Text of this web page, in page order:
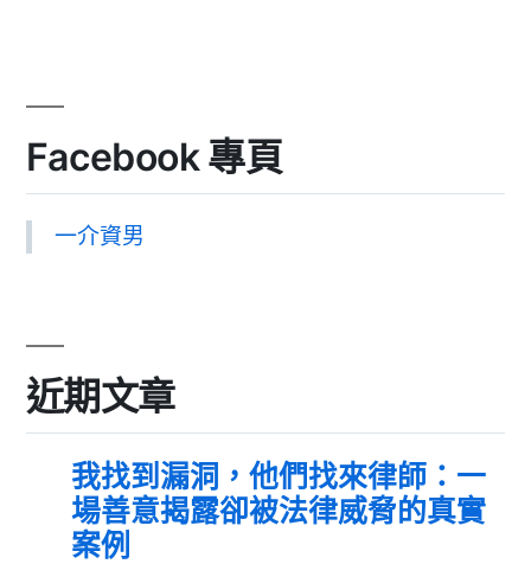
Facebook 專頁
一介資男
近期文章
我找到漏洞，他們找來律師：一
場善意揭露卻被法律威脅的真實
案例